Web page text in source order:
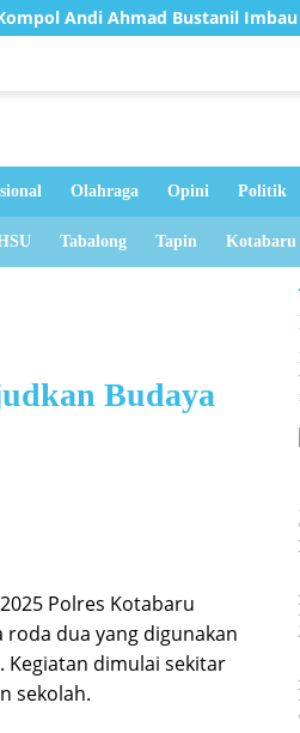
Ahmad Bustanil Imbau
Olahraga Opini Politik
Tabalong Tapin Kotabaru
Budaya
Polres Kotabaru
roda dua yang digunakan
Kegiatan dimulai sekitar
sekolah.